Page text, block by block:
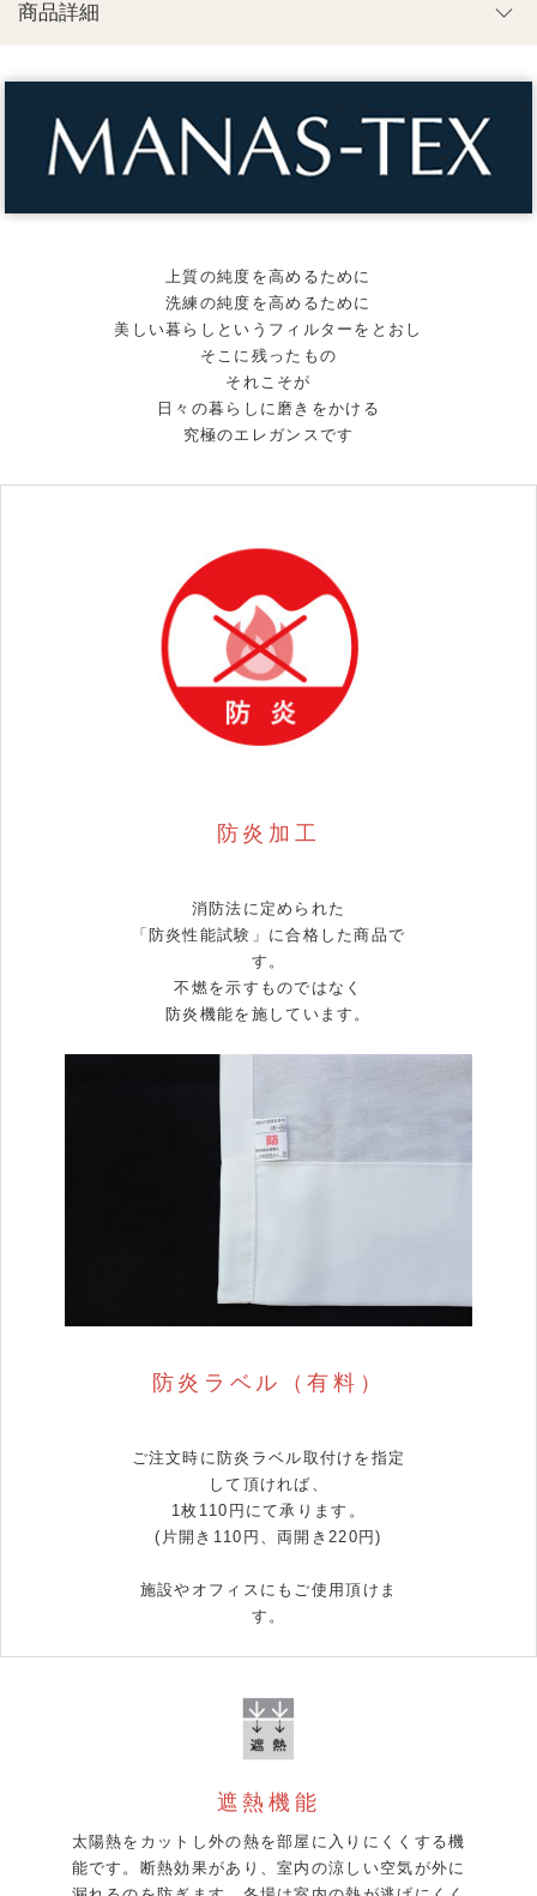
商品詳細
上質の純度を高めるために
洗練の純度を高めるために
美しい暮らしというフィルターをとおし
そこに残ったもの
それこそが
日々の暮らしに磨きをかける
究極のエレガンスです
防炎加工
消防法に定められた
「防炎性能試験」に合格した商品で
す。
不燃を示すものではなく
防炎機能を施しています。
防炎ラベル（有料）
ご注文時に防炎ラベル取付けを指定
して頂ければ、
1枚110円にて承ります。
(片開き110円、両開き220円)
施設やオフィスにもご使用頂けま
す。
遮熱機能
太陽熱をカットし外の熱を部屋に入りにくくする機
能です。断熱効果があり、室内の涼しい空気が外に